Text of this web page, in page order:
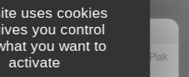
enneigé, raquettes alpine/SnowPlak
le matin, partout au retour
uses cookies
you control
you want to
activate